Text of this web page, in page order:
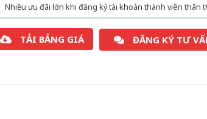
Nhiều ưu đãi lớn khi đăng ký tài khoản thành viên thân
TẢI BẢNG GIÁ ĐĂNG KÝ TƯ